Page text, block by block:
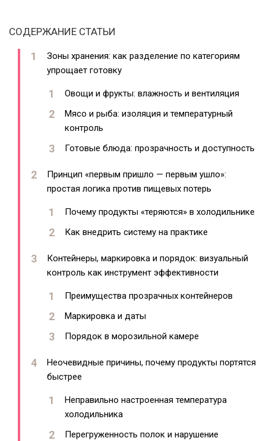
СОДЕРЖАНИЕ СТАТЬИ
Зоны хранения: как разделение по категориям
упрощает готовку
Овощи и фрукты: влажность и вентиляция
Мясо и рыба: изоляция и температурный
контроль
Готовые блюда: прозрачность и доступность
Принцип «первым пришло — первым ушло»:
простая логика против пищевых потерь
Почему продукты «теряются» в холодильнике
Как внедрить систему на практике
Контейнеры, маркировка и порядок: визуальный
контроль как инструмент эффективности
Преимущества прозрачных контейнеров
Маркировка и даты
Порядок в морозильной камере
Неочевидные причины, почему продукты портятся
быстрее
Неправильно настроенная температура
холодильника
Перегруженность полок и нарушение